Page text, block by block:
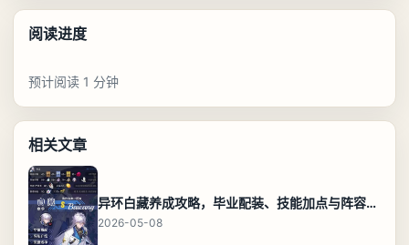
阅读进度
预计阅读 1 分钟
相关文章
异环白藏养成攻略，毕业配装、技能加点与阵容搭配保姆级解析
2026-05-08